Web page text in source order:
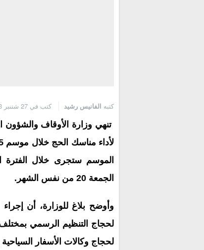
كتبه الفانيس رشيد كتب في 27 شتنبر 2023 - 1:21 م
تنهي وزارة الأوقاف والشؤون
الجمعة 20 من نفس الشهر.
وأوضح بلاغ للوزارة، أن
لحجاج التنظيم الرسمي
لحجاج وكالات الأسفار